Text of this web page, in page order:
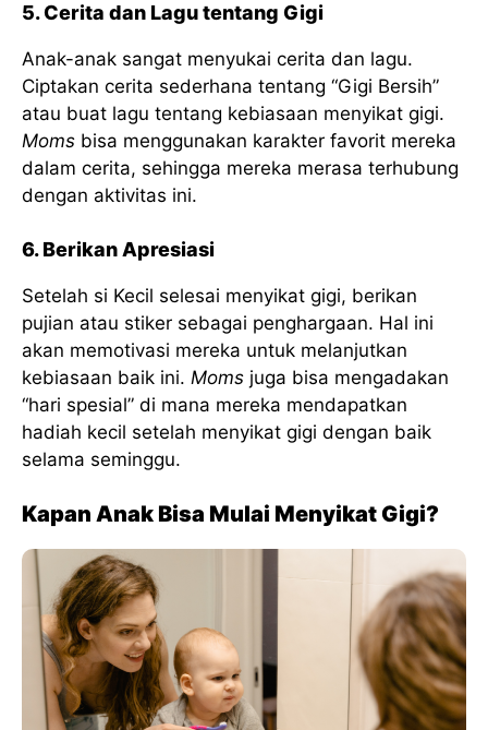
5. Cerita dan Lagu tentang Gigi
Anak-anak sangat menyukai cerita dan lagu.
Ciptakan cerita sederhana tentang “Gigi Bersih”
atau buat lagu tentang kebiasaan menyikat gigi.
Moms bisa menggunakan karakter favorit mereka
dalam cerita, sehingga mereka merasa terhubung
dengan aktivitas ini.
6. Berikan Apresiasi
Setelah si Kecil selesai menyikat gigi, berikan
pujian atau stiker sebagai penghargaan. Hal ini
akan memotivasi mereka untuk melanjutkan
kebiasaan baik ini. Moms juga bisa mengadakan
“hari spesial” di mana mereka mendapatkan
hadiah kecil setelah menyikat gigi dengan baik
selama seminggu.
Kapan Anak Bisa Mulai Menyikat Gigi?